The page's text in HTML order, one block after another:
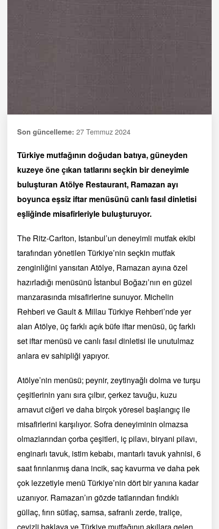
Son güncelleme: 27 Temmuz 2024
Türkiye mutfağının doğudan batıya, güneyden
kuzeye öne çıkan tatlarını seçkin bir deneyimle
buluşturan Atölye Restaurant, Ramazan ayı
boyunca eşsiz iftar menüsünü canlı fasıl dinletisi
eşliğinde misafirleriyle buluşturuyor.
The Ritz-Carlton, Istanbul’un deneyimli mutfak ekibi
tarafından yönetilen Türkiye’nin seçkin mutfak
zenginliğini yansıtan Atölye, Ramazan ayına özel
hazırladığı menüsünü İstanbul Boğazı’nın en güzel
manzarasında misafirlerine sunuyor. Michelin
Rehberi ve Gault & Millau Türkiye Rehberi’nde yer
alan Atölye, üç farklı açık büfe iftar menüsü, üç farklı
set iftar menüsü ve canlı fasıl dinletisi ile unutulmaz
anlara ev sahipliği yapıyor.
Atölye’nin menüsü; peynir, zeytinyağlı dolma ve turşu
çeşitlerinin yanı sıra çılbır, çerkez tavuğu, kuzu
arnavut ciğeri ve daha birçok yöresel başlangıç ile
misafirlerini karşılıyor. Sofra deneyiminin olmazsa
olmazlarından çorba çeşitleri, iç pilavı, biryani pilavı,
enginarlı tavuk, istim kebabı, mantarlı tavuk yahnisi, 6
saat fırınlanmış dana incik, saç kavurma ve daha pek
çok lezzetiyle menü Türkiye’nin dört bir yanına kadar
uzanıyor. Ramazan’ın gözde tatlarından fındıklı
güllaç, fırın sütlaç, samsa, safranlı zerde, traliçe,
cevizli baklava ve Türkiye mutfağının akıllara gelen